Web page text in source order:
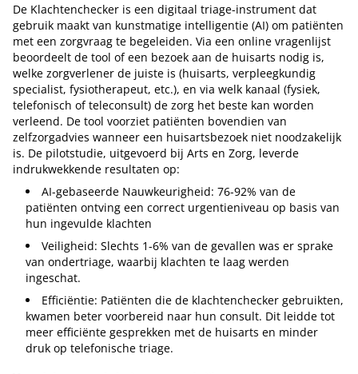
De Klachtenchecker is een digitaal triage-instrument dat
gebruik maakt van kunstmatige intelligentie (AI) om patiënten
met een zorgvraag te begeleiden. Via een online vragenlijst
beoordeelt de tool of een bezoek aan de huisarts nodig is,
welke zorgverlener de juiste is (huisarts, verpleegkundig
specialist, fysiotherapeut, etc.), en via welk kanaal (fysiek,
telefonisch of teleconsult) de zorg het beste kan worden
verleend. De tool voorziet patiënten bovendien van
zelfzorgadvies wanneer een huisartsbezoek niet noodzakelijk
is. De pilotstudie, uitgevoerd bij Arts en Zorg, leverde
indrukwekkende resultaten op:
AI-gebaseerde Nauwkeurigheid: 76-92% van de
patiënten ontving een correct urgentieniveau op basis van
hun ingevulde klachten
Veiligheid: Slechts 1-6% van de gevallen was er sprake
van ondertriage, waarbij klachten te laag werden
ingeschat.
Efficiëntie: Patiënten die de klachtenchecker gebruikten,
kwamen beter voorbereid naar hun consult. Dit leidde tot
meer efficiënte gesprekken met de huisarts en minder
druk op telefonische triage.